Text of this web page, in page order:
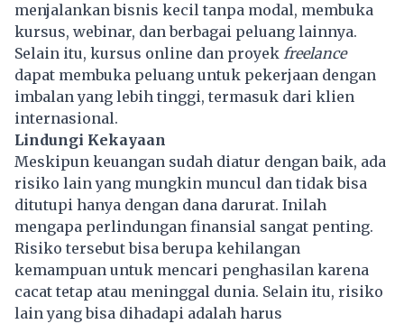
menjalankan bisnis kecil tanpa modal, membuka
kursus, webinar, dan berbagai peluang lainnya.
Selain itu, kursus online dan proyek freelance
dapat membuka peluang untuk pekerjaan dengan
imbalan yang lebih tinggi, termasuk dari klien
internasional.
Lindungi Kekayaan
Meskipun keuangan sudah diatur dengan baik, ada
risiko lain yang mungkin muncul dan tidak bisa
ditutupi hanya dengan dana darurat. Inilah
mengapa perlindungan finansial sangat penting.
Risiko tersebut bisa berupa kehilangan
kemampuan untuk mencari penghasilan karena
cacat tetap atau meninggal dunia. Selain itu, risiko
lain yang bisa dihadapi adalah harus